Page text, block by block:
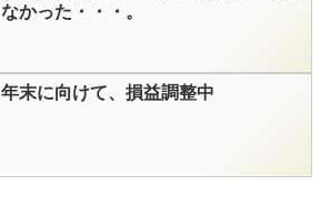
なかった・・・。
年末に向けて、損益調整中